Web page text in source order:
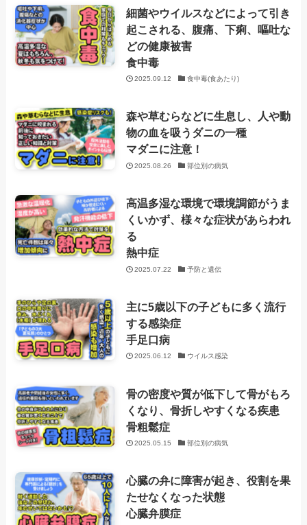
細菌やウイルスなどによって引き
起こされる、腹痛、下痢、嘔吐な
どの健康被害
食中毒
2025.09.12 食中毒(食あたり)
森や草むらなどに生息し、人や動
物の血を吸うダニの一種
マダニに注意！
2025.08.26 部位別の病気
高温多湿な環境で環境調節がうま
くいかず、様々な症状があらわれ
る
熱中症
2025.07.22 予防と遺伝
主に5歳以下の子どもに多く流行
する感染症
手足口病
2025.06.12 ウイルス感染
骨の密度や質が低下して骨がもろ
くなり、骨折しやすくなる疾患
骨粗鬆症
2025.05.15 部位別の病気
心臓の弁に障害が起き、役割を果
たせなくなった状態
心臓弁膜症